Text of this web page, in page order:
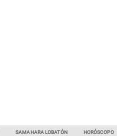
SAMAHARA LOBATÓN HORÓSCOPO